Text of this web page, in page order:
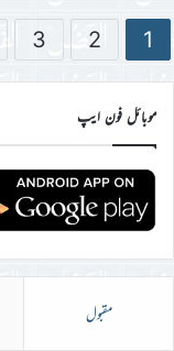
1
2
3
موبائل فون ایپ
مقبول